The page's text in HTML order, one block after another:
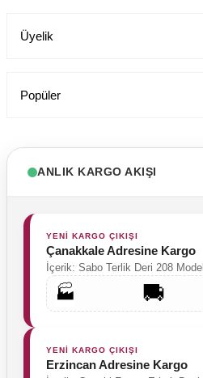
Labor Medikal Tekstil
890,00 TL
Üyelik
Popüler
ANLIK KARGO AKIŞI
YENİ KARGO ÇIKIŞI
Çanakkale Adresine Kargo
İçerik: Sabo Terlik Deri 208 Model
🏭 🚚
YENİ KARGO ÇIKIŞI
Erzincan Adresine Kargo